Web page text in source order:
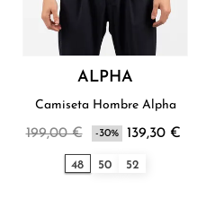
ALPHA
Camiseta Hombre Alpha
199,00 € -30% 139,30 €
48 50 52